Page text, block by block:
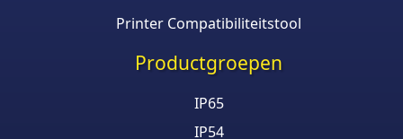
Printer Compatibiliteitstool
Productgroepen
IP65
IP54